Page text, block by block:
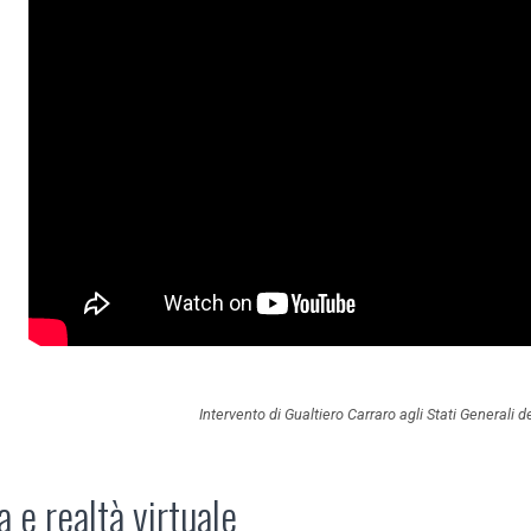
Intervento di Gualtiero Carraro agli Stati Generali
e realtà virtuale